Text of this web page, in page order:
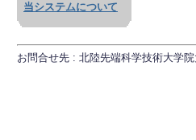
当システムについて
お問合せ先 : 北陸先端科学技術大学